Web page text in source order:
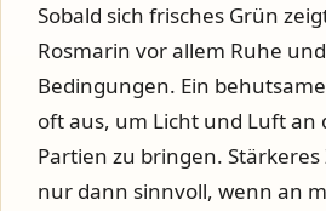
Sobald sich frisches Grün
Rosmarin vor allem Ruhe
Bedingungen. Ein
oft aus, um Licht und Luft an
Partien zu bringen.
nur dann sinnvoll, wenn an